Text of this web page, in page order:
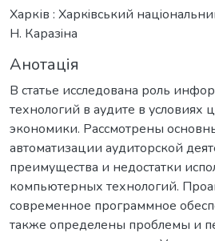
Харків : Харкiвський
Н. Каразiна
Анотація
В статье исследована роль
технологий в аудите в
экономики. Рассмотрены
автоматизации аудиторской
преимущества и недостатки
компьютерных технологий.
современное программное
также определены проблемы и